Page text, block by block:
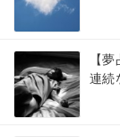
【
連続